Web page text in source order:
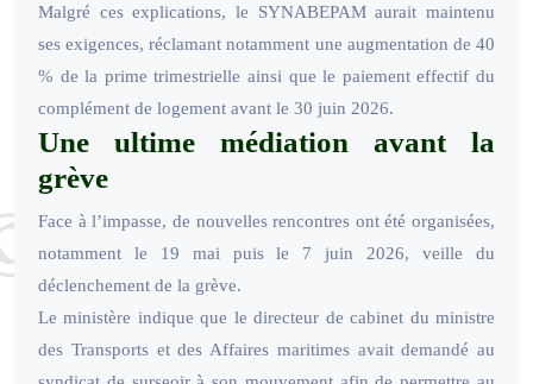
Malgré ces explications, le SYNABEPAM aurait maintenu
ses exigences, réclamant notamment une augmentation de 40
% de la prime trimestrielle ainsi que le paiement effectif du
complément de logement avant le 30 juin 2026.
Une ultime médiation avant la
grève
Face à l’impasse, de nouvelles rencontres ont été organisées,
notamment le 19 mai puis le 7 juin 2026, veille du
déclenchement de la grève.
Le ministère indique que le directeur de cabinet du ministre
des Transports et des Affaires maritimes avait demandé au